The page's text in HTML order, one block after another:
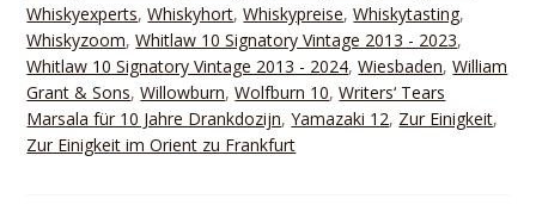
Whiskyexperts,Whiskyhort,Whiskypreise,Whiskytasting,
Whiskyzoom,Whitlaw 10 Signatory Vintage 2013 - 2023,
Whitlaw 10 Signatory Vintage 2013 - 2024,Wiesbaden,William
Grant & Sons,Willowburn,Wolfburn 10,Writers‘ Tears
Marsala für 10 Jahre Drankdozijn,Yamazaki 12, Zur Einigkeit,
Zur Einigkeit im Orient zu Frankfurt